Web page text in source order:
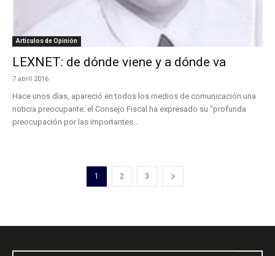
Artículos de Opinión
LEXNET: de dónde viene y a dónde va
7 abril 2016
Hace unos días, apareció en todos los medios de comunicación una
noticia preocupante: el Consejo Fiscal ha expresado su "profunda
preocupación por las importantes...
1 2 3